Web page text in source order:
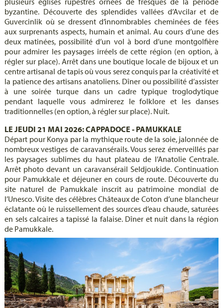
byzantine. Découverte des splendides vallées d’Avcilar et de
Guvercinlik où se dressent d’innombrables cheminées de fées
aux surprenants aspects, humain et animal. Au cours d’une des
deux matinées, possibilité d’un vol à bord d’une montgolfière
pour admirer les paysages irréels de cette région (en option, à
régler sur place). Arrêt dans une boutique locale de bijoux et un
centre artisanal de tapis où vous serez conquis par la créativité et
la patience des artisans anatoliens. Dîner ou possibilité d’assister
à une soirée turque dans un cadre typique troglodytique
pendant laquelle vous admirerez le folklore et les danses
traditionnelles (en option, à régler sur place). Nuit.
LE JEUDI 21 MAI 2026: CAPPADOCE - PAMUKKALE
Départ pour Konya par la mythique route de la soie, jalonnée de
nombreux vestiges de caravansérails. Vous serez émerveillés par
les paysages sublimes du haut plateau de l’Anatolie Centrale.
Arrêt photo devant un caravansérail Seldjoukide. Continuation
pour Pamukkale et déjeuner en cours de route. Découverte du
site naturel de Pamukkale inscrit au patrimoine mondial de
l’Unesco. Visite des célèbres Châteaux de Coton d’une blancheur
éclatante où le ruissellement des sources d’eau chaude, saturées
en sels calcaires a tapissé la falaise. Dîner et nuit dans la région
de Pamukkale.